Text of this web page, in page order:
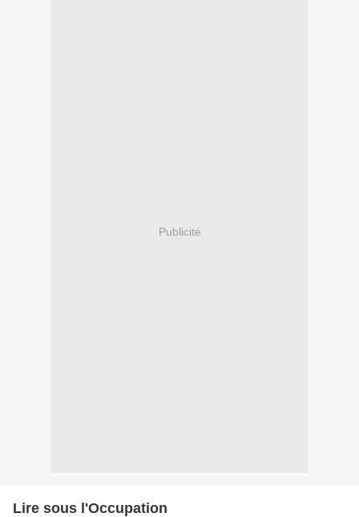
Publicité
Lire sous l'Occupation